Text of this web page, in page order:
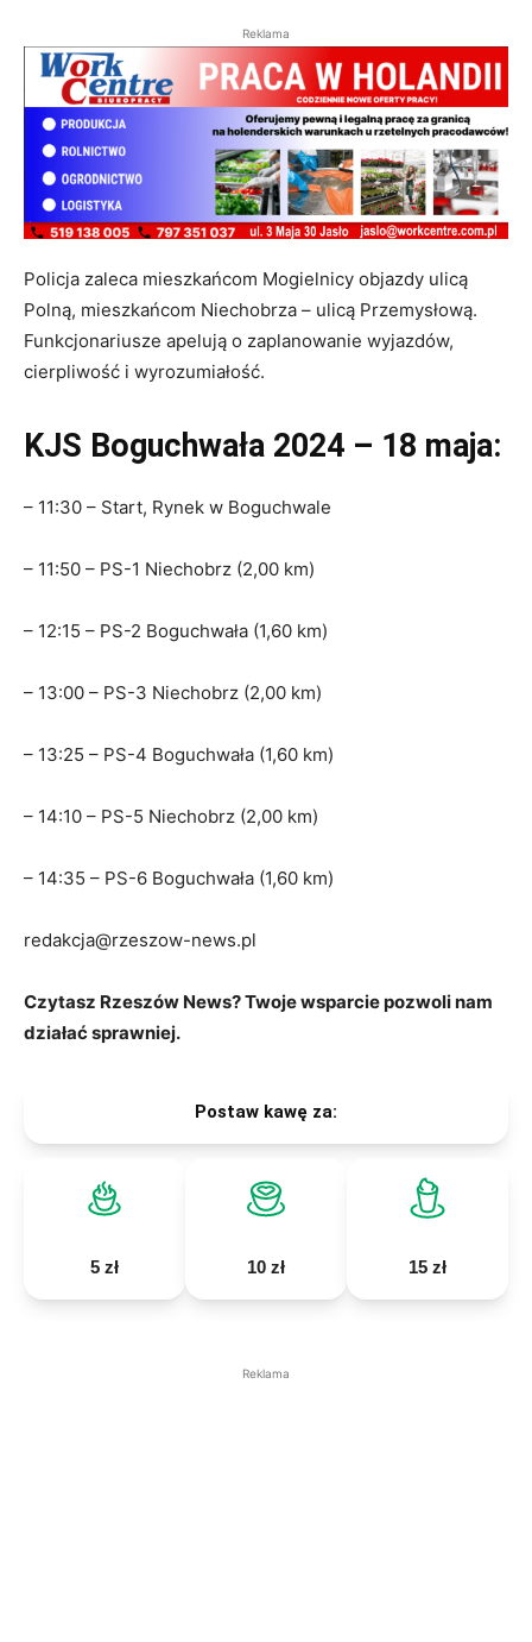
Reklama
Policja zaleca mieszkańcom Mogielnicy objazdy ulicą
Polną, mieszkańcom Niechobrza – ulicą Przemysłową.
Funkcjonariusze apelują o zaplanowanie wyjazdów,
cierpliwość i wyrozumiałość.
KJS Boguchwała 2024 – 18 maja:
– 11:30 – Start, Rynek w Boguchwale
– 11:50 – PS-1 Niechobrz (2,00 km)
– 12:15 – PS-2 Boguchwała (1,60 km)
– 13:00 – PS-3 Niechobrz (2,00 km)
– 13:25 – PS-4 Boguchwała (1,60 km)
– 14:10 – PS-5 Niechobrz (2,00 km)
– 14:35 – PS-6 Boguchwała (1,60 km)
redakcja@rzeszow-news.pl
Czytasz Rzeszów News? Twoje wsparcie pozwoli nam
działać sprawniej.
Postaw kawę za:
5 zł 10 zł 15 zł
Reklama